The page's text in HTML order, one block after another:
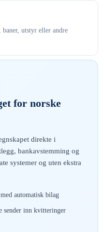
utstyr eller andre
for norske
direkte i
bankavstemming og
systemer og uten ekstra
automatisk bilag
inn kvitteringer